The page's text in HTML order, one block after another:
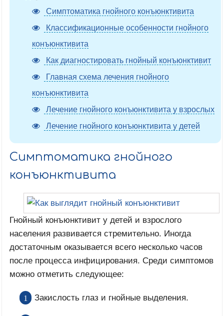
Симптоматика гнойного конъюнктивита
Классификационные особенности гнойного
конъюнктивита
Как диагностировать гнойный конъюнктивит
Главная схема лечения гнойного
конъюнктивита
Лечение гнойного конъюнктивита у взрослых
Лечение гнойного конъюнктивита у детей
Симптоматика гнойного
конъюнктивита
Гнойный конъюнктивит у детей и взрослого
населения развивается стремительно. Иногда
достаточным оказывается всего несколько часов
после процесса инфицирования. Среди симптомов
можно отметить следующее:
Закислость глаз и гнойные выделения.